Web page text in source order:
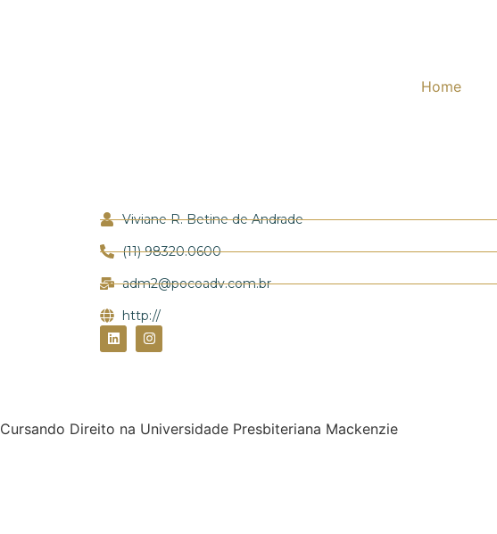
Home
Viviane R. Betine de Andrade
(11) 98320.0600
adm2@pocoadv.com.br
http://
Cursando Direito na Universidade Presbiteriana Mackenzie